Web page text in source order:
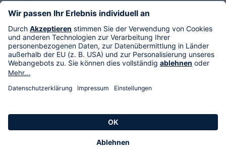
Im TV
HSE International